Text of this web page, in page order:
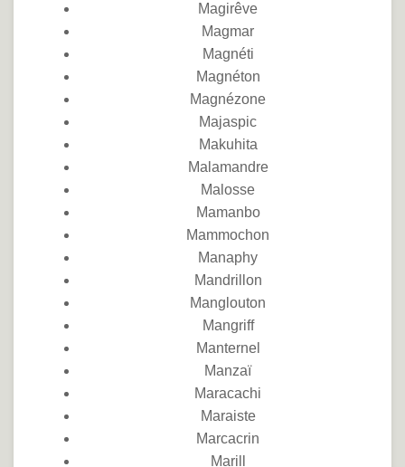
Magirêve
Magmar
Magnéti
Magnéton
Magnézone
Majaspic
Makuhita
Malamandre
Malosse
Mamanbo
Mammochon
Manaphy
Mandrillon
Manglouton
Mangriff
Manternel
Manzaï
Maracachi
Maraiste
Marcacrin
Marill